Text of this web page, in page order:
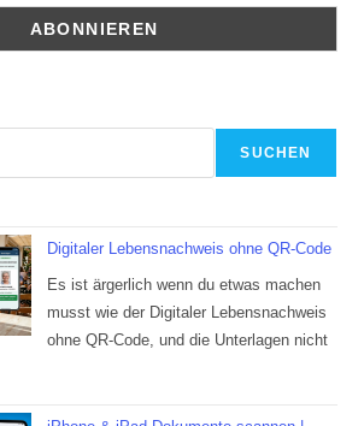
SUCHEN
Digitaler Lebensnachweis ohne QR-Code
Es ist ärgerlich wenn du etwas machen
musst wie der Digitaler Lebensnachweis
ohne QR-Code, und die Unterlagen nicht